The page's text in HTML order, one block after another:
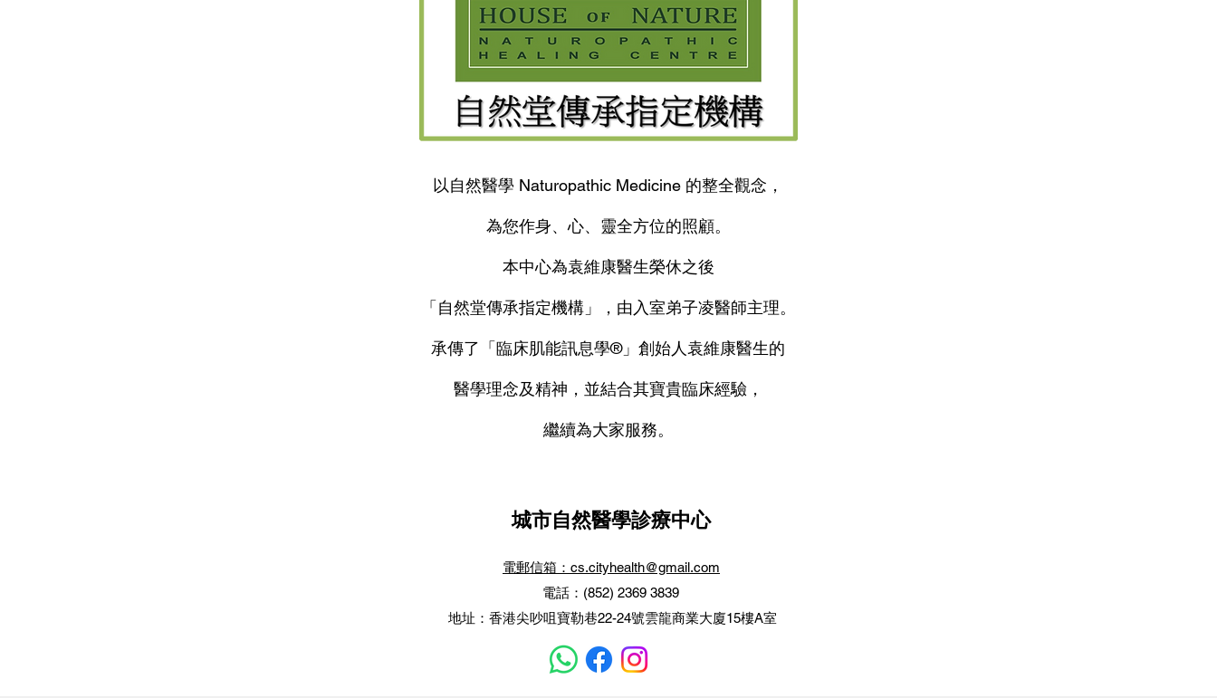
以自然醫學 Naturopathic Medicine 的整全觀念，
為您作身、心、靈全方位的照顧。
本中心為袁維康醫生榮休之後
「自然堂傳承指定機構」，由入室弟子凌醫師主理。
承傳了「臨床肌能訊息學®」創始人袁維康醫生的
醫學理念及精神，並結合其寶貴臨床經驗，
繼續為大家服務。
城市自然醫學診療中心
電郵信箱：cs.cityhealth@gmail.com
電話：(852) 2369 3839
地址：香港尖吵咀寶勒巷22-24號雲龍商業大廈15樓A室